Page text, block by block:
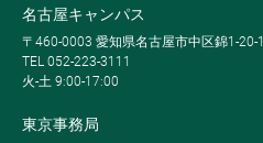
名古屋キャンパス
〒460-0003 愛知県名古屋市中区錦1-20-1
TEL 052-223-3111
火-土 9:00-17:00
東京事務局